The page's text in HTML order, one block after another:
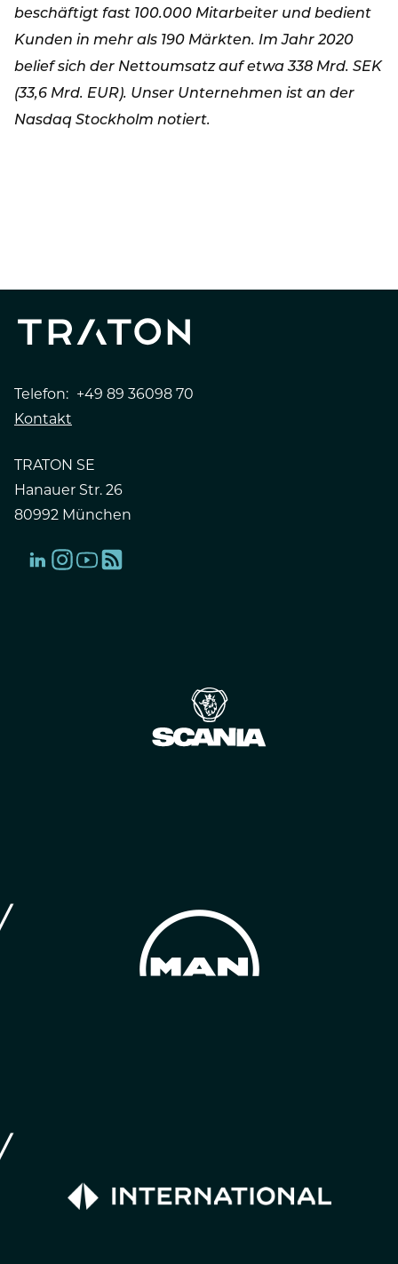
beschäftigt fast 100.000 Mitarbeiter und bedient
Kunden in mehr als 190 Märkten. Im Jahr 2020
belief sich der Nettoumsatz auf etwa 338 Mrd. SEK
(33,6 Mrd. EUR). Unser Unternehmen ist an der
Nasdaq Stockholm notiert.
Telefon: +49 89 36098 70
Kontakt
TRATON SE
Hanauer Str. 26
80992 München